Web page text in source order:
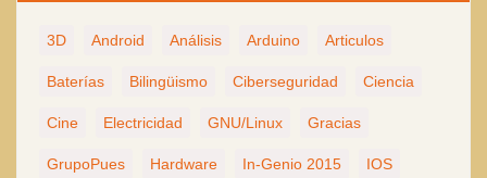
3D Android Análisis Arduino Articulos
Baterías Bilingüismo Ciberseguridad Ciencia
Cine Electricidad GNU/Linux Gracias
GrupoPues Hardware In-Genio 2015 IOS